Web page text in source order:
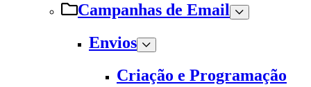
Campanhas de Email
Envios
Criação e Programação